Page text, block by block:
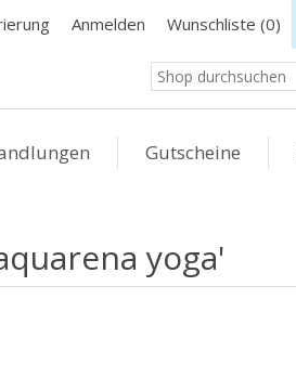
Anmelden Wunschliste (0)
Gutscheine
yoga'